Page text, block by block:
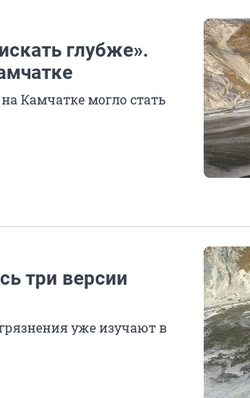
глубже».
Камчатке могло стать
три версии
уже изучают в